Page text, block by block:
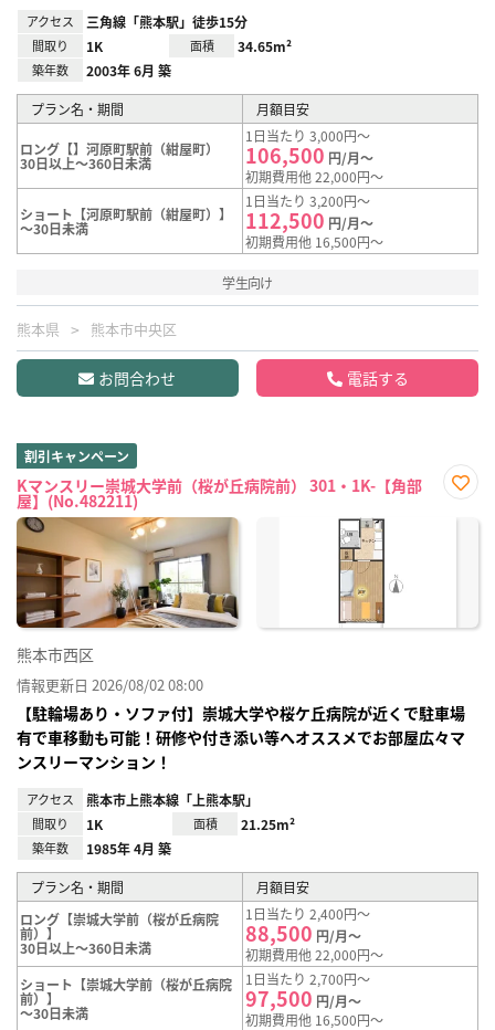
アクセス 三角線「熊本駅」徒歩15分
間取り 1K 面積 34.65m²
築年数 2003年 6月 築
プラン名・期間 月額目安
ロング【】河原町駅前（紺屋町）
30日以上～360日未満
1日当たり 3,000円～
106,500 円/月～
初期費用他 22,000円～
ショート【河原町駅前（紺屋町）】
～30日未満
1日当たり 3,200円～
112,500 円/月～
初期費用他 16,500円～
学生向け
熊本県 熊本市中央区
お問合わせ 電話する
割引キャンペーン
Kマンスリー崇城大学前（桜が丘病院前） 301・1K-【角部
屋】(No.482211)
に入
熊本市西区
情報更新日 2026/08/02 08:00
【駐輪場あり・ソファ付】崇城大学や桜ケ丘病院が近くで駐車場
有で車移動も可能！研修や付き添い等へオススメでお部屋広々マ
ンスリーマンション！
アクセス 熊本市上熊本線「上熊本駅」
間取り 1K 面積 21.25m²
築年数 1985年 4月 築
プラン名・期間
月額目安
ロング【崇城大学前（桜が丘病院
前）】
30日以上～360日未満
1日当たり 2,400円～
88,500 円/月～
初期費用他 22,000円～
ショート【崇城大学前（桜が丘病院
前）】
～30日未満
1日当たり 2,700円～
97,500 円/月～
初期費用他 16,500円～